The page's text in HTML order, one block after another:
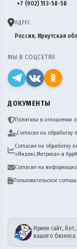
+7 (902) 513-58-58
АДРЕС
Россия, Иркутская
МЫ В СОЦСЕТЯХ
ДОКУМЕНТЫ
Политика в отношении
Согласие на
Согласие на обработку
«Яндекс.Метрика» и
Согласие на
Пользовательское
Нужен сайт,
вашего